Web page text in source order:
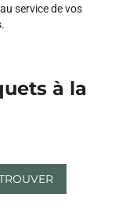
service de vos
à la